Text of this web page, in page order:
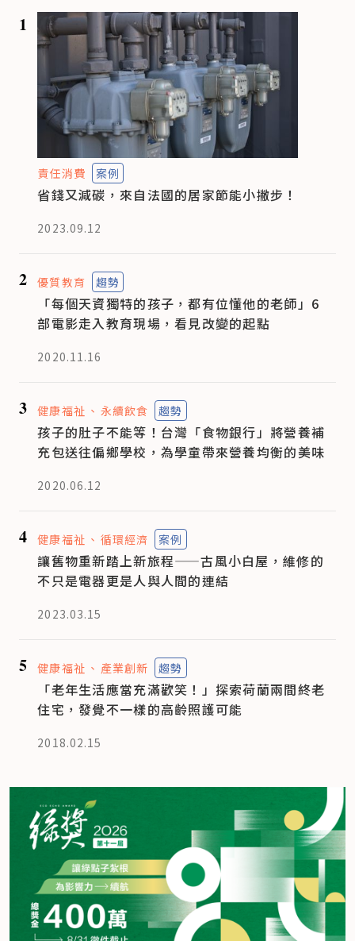
1
責任消費 案例
省錢又減碳，來自法國的居家節能小撇步！
2023.09.12
2 優質教育 趨勢
「每個天資獨特的孩子，都有位懂他的老師」6
部電影走入教育現場，看見改變的起點
2020.11.16
3 健康福祉 永續飲食 趨勢
孩子的肚子不能等！台灣「食物銀行」將營養補
充包送往偏鄉學校，為學童帶來營養均衡的美味
2020.06.12
4 健康福祉 循環經濟 案例
讓舊物重新踏上新旅程——古風小白屋，維修的
不只是電器更是人與人間的連結
2023.03.15
5 健康福祉 產業創新 趨勢
「老年生活應當充滿歡笑！」探索荷蘭兩間終老
住宅，發覺不一樣的高齡照護可能
2018.02.15